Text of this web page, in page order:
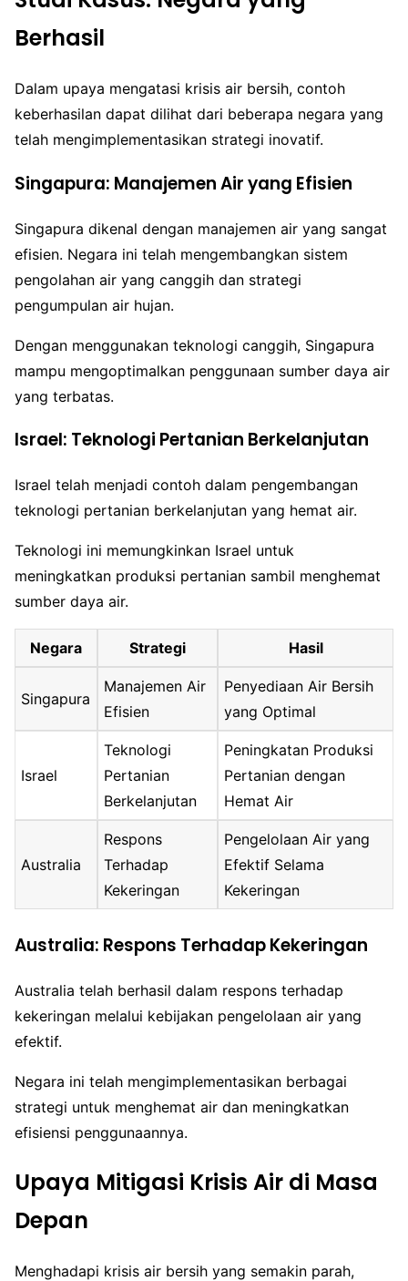
Berhasil
Dalam upaya mengatasi krisis air bersih, contoh
keberhasilan dapat dilihat dari beberapa negara yang
telah mengimplementasikan strategi inovatif.
Singapura: Manajemen Air yang Efisien
Singapura dikenal dengan manajemen air yang sangat
efisien. Negara ini telah mengembangkan sistem
pengolahan air yang canggih dan strategi
pengumpulan air hujan.
Dengan menggunakan teknologi canggih, Singapura
mampu mengoptimalkan penggunaan sumber daya air
yang terbatas.
Israel: Teknologi Pertanian Berkelanjutan
Israel telah menjadi contoh dalam pengembangan
teknologi pertanian berkelanjutan yang hemat air.
Teknologi ini memungkinkan Israel untuk
meningkatkan produksi pertanian sambil menghemat
sumber daya air.
Negara Strategi Hasil
Singapura
Manajemen Air
Efisien
Penyediaan Air Bersih
yang Optimal
Israel
Teknologi
Pertanian
Berkelanjutan
Peningkatan Produksi
Pertanian dengan
Hemat Air
Australia
Respons
Terhadap
Kekeringan
Pengelolaan Air yang
Efektif Selama
Kekeringan
Australia: Respons Terhadap Kekeringan
Australia telah berhasil dalam respons terhadap
kekeringan melalui kebijakan pengelolaan air yang
efektif.
Negara ini telah mengimplementasikan berbagai
strategi untuk menghemat air dan meningkatkan
efisiensi penggunaannya.
Upaya Mitigasi Krisis Air di Masa
Depan
Menghadapi krisis air bersih yang semakin parah,